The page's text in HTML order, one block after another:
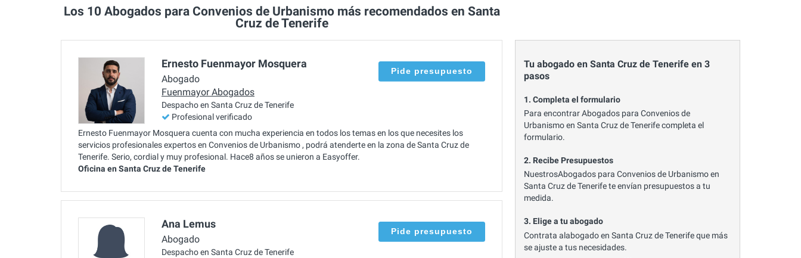
Los 10 Abogados para Convenios de Urbanismo más recomendados en Santa
Cruz de Tenerife
Ernesto Fuenmayor Mosquera
Abogado
Fuenmayor Abogados
Despacho en Santa Cruz de Tenerife
Profesional verificado
Pide presupuesto
Ernesto Fuenmayor Mosquera cuenta con mucha experiencia en todos los temas en los que necesites los
servicios profesionales expertos en Convenios de Urbanismo , podrá atenderte en la zona de Santa Cruz de
Tenerife. Serio, cordial y muy profesional. Hace8 años se unieron a Easyoffer.
Oficina en Santa Cruz de Tenerife
Ana Lemus
Abogado
Despacho en Santa Cruz de Tenerife
Pide presupuesto
Tu abogado en Santa Cruz de Tenerife en 3
pasos
1. Completa el formulario
Para encontrar Abogados para Convenios de
Urbanismo en Santa Cruz de Tenerife completa el
formulario.
2. Recibe Presupuestos
NuestrosAbogados para Convenios de Urbanismo en
Santa Cruz de Tenerife te envían presupuestos a tu
medida.
3. Elige a tu abogado
Contrata alabogado en Santa Cruz de Tenerife que más
se ajuste a tus necesidades.